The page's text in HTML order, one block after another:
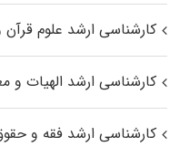
کارشناسی ارشد علوم
کارشناسی ارشد الهیات
کارشناسی ارشد فقه و